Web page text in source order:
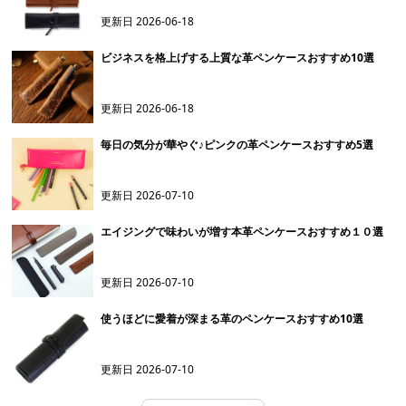
更新日2026-06-18
ビジネスを格上げする上質な革ペンケースおすすめ10選
更新日2026-06-18
毎日の気分が華やぐ♪ピンクの革ペンケースおすすめ5選
更新日2026-07-10
エイジングで味わいが増す本革ペンケースおすすめ１０選
更新日2026-07-10
使うほどに愛着が深まる革のペンケースおすすめ10選
更新日2026-07-10